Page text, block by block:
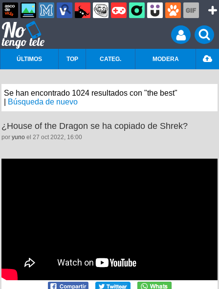
ÚLTIMOS TOP CATEG. MODERA
Se han encontrado 1024 resultados con "the best"
Búsqueda de nuevo
¿House of the Dragon se ha copiado de Shrek?
por yuno el 27 oct 2022, 16:00